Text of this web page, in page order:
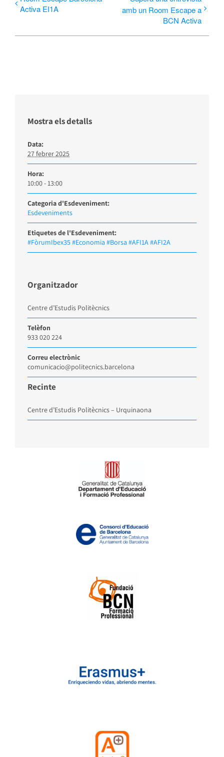
Activa EI1A
amb un Room Escape a
BCN Activa
Mostra els detalls
Data:
27 febrer 2025
Hora:
10:00 - 13:00
Categoria d'Esdeveniment:
Esdeveniments
Etiquetes de l'Esdeveniment:
#FòrumIbex35 #Economia #Borsa #AFI1A #AFI2A
Recinte
Centre d’Estudis Politècnics – Urquinaona
Organitzador
Centre d’Estudis Politècnics
Telèfon
933 020 224
Correu electrònic
comunicacio@politecnics.barcelona